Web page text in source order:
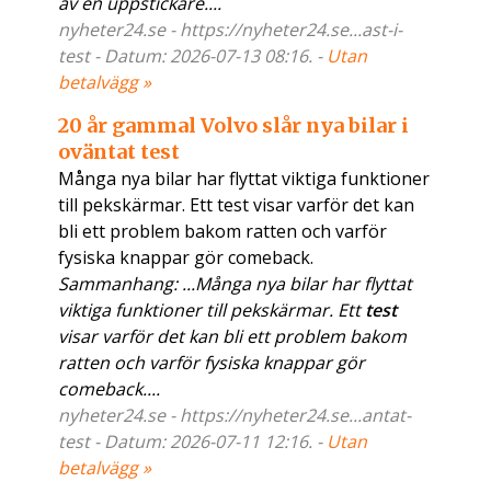
nyheter24.se - https://nyheter24.se...ast-i-
test - Datum: 2026-07-13 08:16. - Utan
betalvägg »
20 år gammal Volvo slår nya bilar i
oväntat test
Många nya bilar har flyttat viktiga funktioner
till pekskärmar. Ett test visar varför det kan
bli ett problem bakom ratten och varför
fysiska knappar gör comeback.
Sammanhang: ...Många nya bilar har flyttat
viktiga funktioner till pekskärmar. Etttest
visar varför det kan bli ett problem bakom
ratten och varför fysiska knappar gör
comeback....
nyheter24.se - https://nyheter24.se...antat-
test - Datum: 2026-07-11 12:16. - Utan
betalvägg »